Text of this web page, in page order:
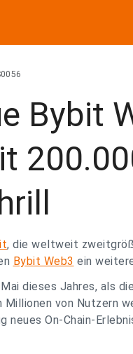
Bybit
, die weltweit
Bybit Web3 ein
dieses Jahres, als
Millionen von Nutzern
neues On-Chain-